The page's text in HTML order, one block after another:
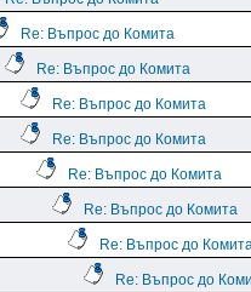
Re: Въпрос до Комита
Re: Въпрос до Комита
Re: Въпрос до Комита
Re: Въпрос до Комита
Re: Въпрос до Комита
Re: Въпрос до Комита
Re: Въпрос до
Re: Въпрос до